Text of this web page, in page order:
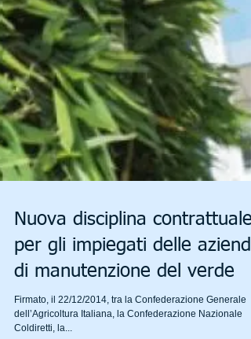
Nuova disciplina contrattuale
per gli impiegati delle aziende
di manutenzione del verde
Firmato, il 22/12/2014, tra la Confederazione Generale